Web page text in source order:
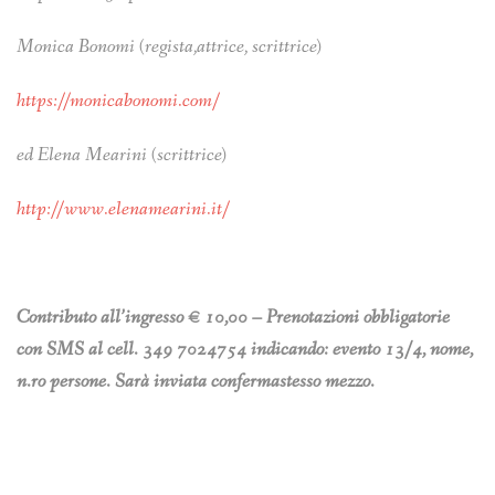
Monica Bonomi (regista,attrice, scrittrice)
https://monicabonomi.com/
ed Elena Mearini (scrittrice)
http://www.elenamearini.it/
Contributo all’ingresso € 10,00 – Prenotazioni obbligatorie
con SMS al cell. 349 7024754 indicando: evento 13/4, nome,
n.ro persone. Sarà inviata confermastesso mezzo.